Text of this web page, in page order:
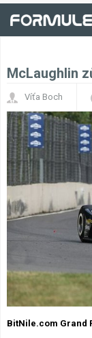
McLaughlin
Víťa Boch
BitNile.com Grand